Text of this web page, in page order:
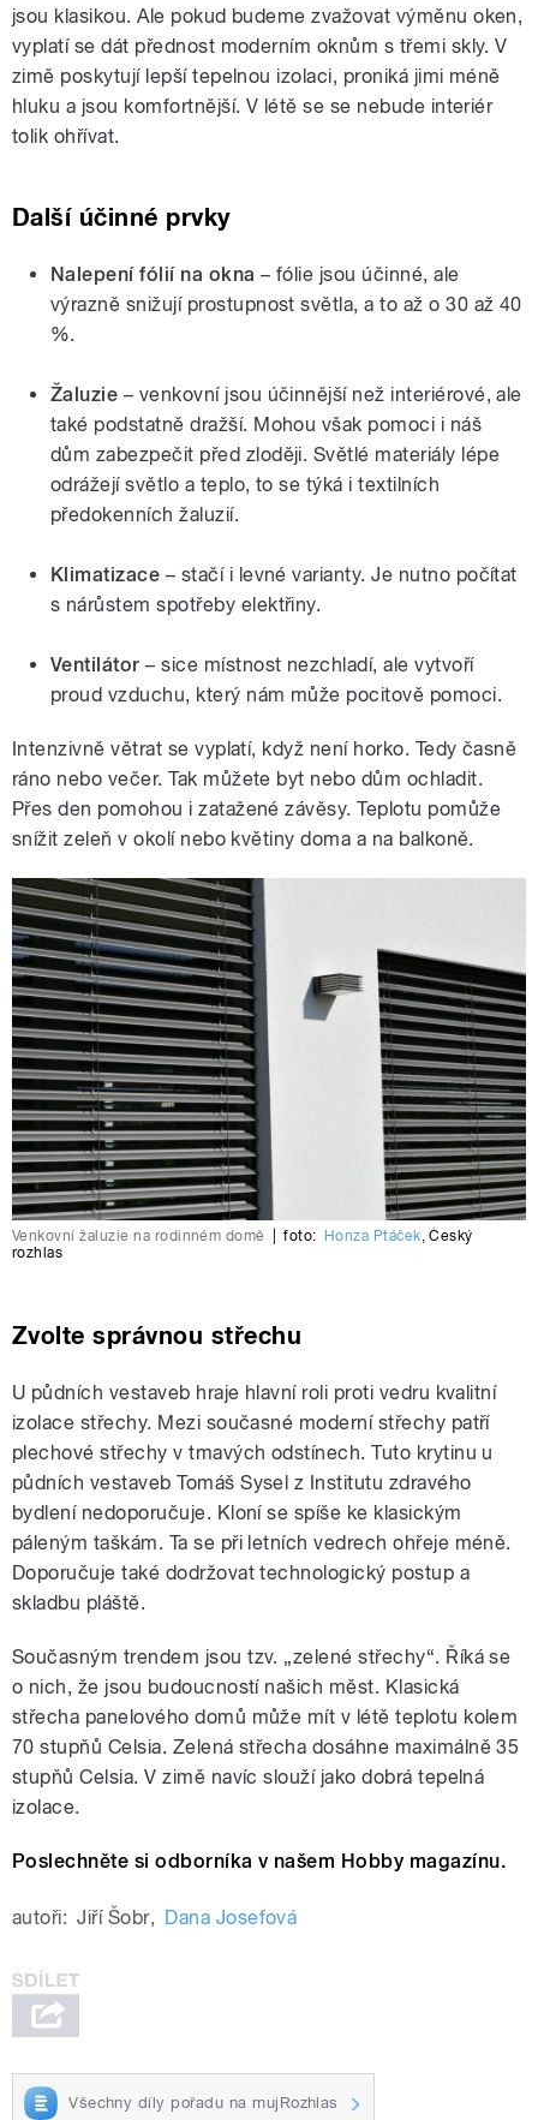
jsou klasikou. Ale pokud budeme zvažovat výměnu oken,
vyplatí se dát přednost moderním oknům s třemi skly. V
zimě poskytují lepší tepelnou izolaci, proniká jimi méně
hluku a jsou komfortnější. V létě se se nebude interiér
tolik ohřívat.
Další účinné prvky
Nalepení fólií na okna – fólie jsou účinné, ale
výrazně snižují prostupnost světla, a to až o 30 až 40
%.
Žaluzie – venkovní jsou účinnější než interiérové, ale
také podstatně dražší. Mohou však pomoci i náš
dům zabezpečit před zloději. Světlé materiály lépe
odrážejí světlo a teplo, to se týká i textilních
předokenních žaluzií.
Klimatizace – stačí i levné varianty. Je nutno počítat
s nárůstem spotřeby elektřiny.
Ventilátor – sice místnost nezchladí, ale vytvoří
proud vzduchu, který nám může pocitově pomoci.
Intenzivně větrat se vyplatí, když není horko. Tedy časně
ráno nebo večer. Tak můžete byt nebo dům ochladit.
Přes den pomohou i zatažené závěsy. Teplotu pomůže
snížit zeleň v okolí nebo květiny doma a na balkoně.
Venkovní žaluzie na rodinném domě foto: Honza Ptáček,Český
rozhlas
Zvolte správnou střechu
U půdních vestaveb hraje hlavní roli proti vedru kvalitní
izolace střechy. Mezi současné moderní střechy patří
plechové střechy v tmavých odstínech. Tuto krytinu u
půdních vestaveb Tomáš Sysel z Institutu zdravého
bydlení nedoporučuje. Kloní se spíše ke klasickým
páleným taškám. Ta se při letních vedrech ohřeje méně.
Doporučuje také dodržovat technologický postup a
skladbu pláště.
Současným trendem jsou tzv. „zelené střechy“. Říká se
o nich, že jsou budoucností našich měst. Klasická
střecha panelového domů může mít v létě teplotu kolem
70 stupňů Celsia. Zelená střecha dosáhne maximálně 35
stupňů Celsia. V zimě navíc slouží jako dobrá tepelná
izolace.
Poslechněte si odborníka v našem Hobby magazínu.
autoři: Jiří Šobr, Dana Josefová
Všechny díly pořadu na mujRozhlas